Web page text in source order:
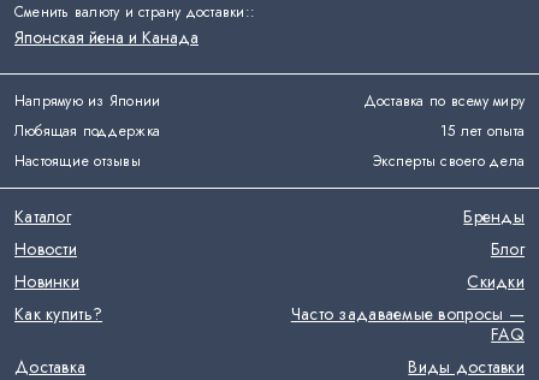
Напрямую из Японии
Доставка по всему миру
Любящая поддержка
15 лет опыта
Настоящие отзывы
Эксперты своего дела
Каталог
Бренды
Новости
Блог
Новинки
Скидки
Как купить?
Часто задаваемые вопросы —
FAQ
Доставка
Виды доставки
Сменить валюту и страну доставки::
Японская йена и Канада